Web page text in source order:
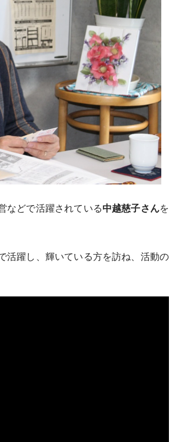
などで活躍されている中越慈子さんを
活躍し、輝いている方を訪ね、活動の